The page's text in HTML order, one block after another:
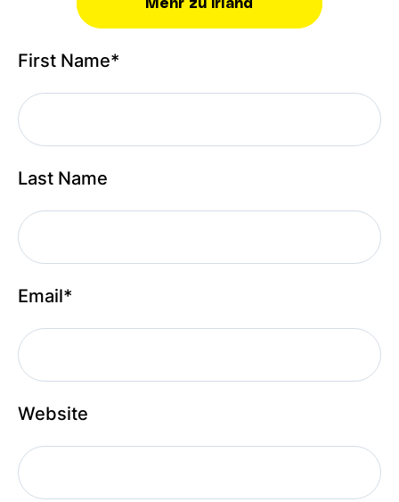
Mehr zu Irland
First Name*
Last Name
Email*
Website